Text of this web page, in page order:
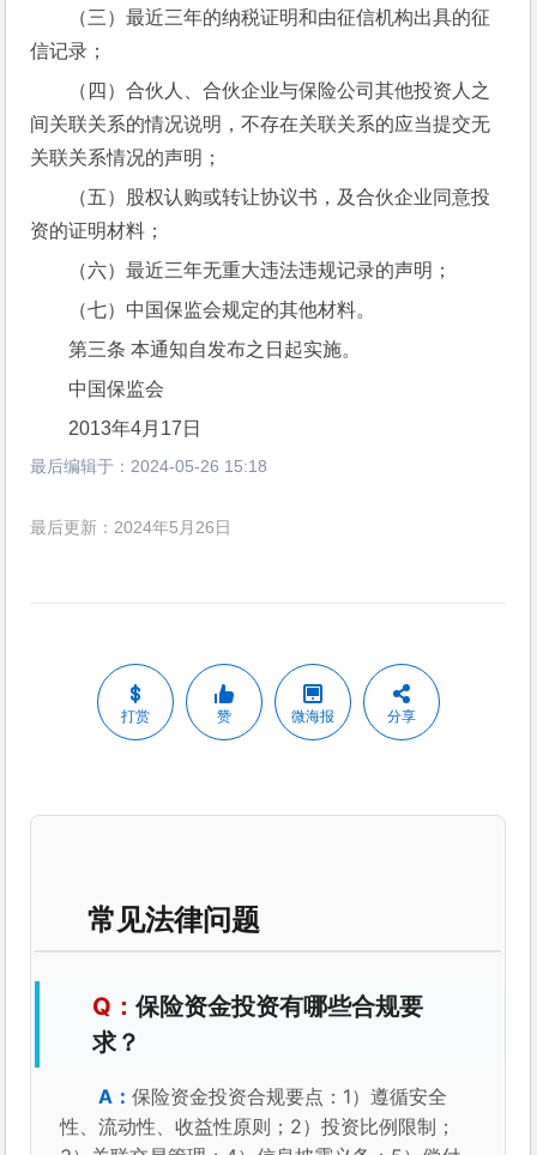
（三）最近三年的纳税证明和由征信机构出具的征
信记录；
（四）合伙人、合伙企业与保险公司其他投资人之
间关联关系的情况说明，不存在关联关系的应当提交无
关联关系情况的声明；
（五）股权认购或转让协议书，及合伙企业同意投
资的证明材料；
（六）最近三年无重大违法违规记录的声明；
（七）中国保监会规定的其他材料。
第三条 本通知自发布之日起实施。
中国保监会
2013年4月17日
最后编辑于： 2024-05-26 15:18
最后更新：2024年5月26日
打赏 赞 微海报 分享
常见法律问题
保险资金投资有哪些合规要
求？
保险资金投资合规要点：1）遵循安全
性、流动性、收益性原则；2）投资比例限制；